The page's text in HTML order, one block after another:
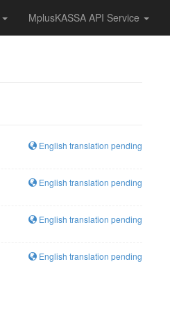
MplusKASSA API Service
English translation pending
English translation pending
English translation pending
English translation pending